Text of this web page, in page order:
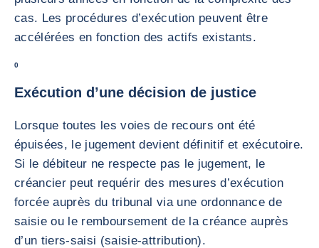
cas. Les procédures d’exécution peuvent être
accélérées en fonction des actifs existants.
0
Exécution d’une décision de justice
Lorsque toutes les voies de recours ont été
épuisées, le jugement devient définitif et exécutoire.
Si le débiteur ne respecte pas le jugement, le
créancier peut requérir des mesures d’exécution
forcée auprès du tribunal via une ordonnance de
saisie ou le remboursement de la créance auprès
d’un tiers-saisi (saisie-attribution).